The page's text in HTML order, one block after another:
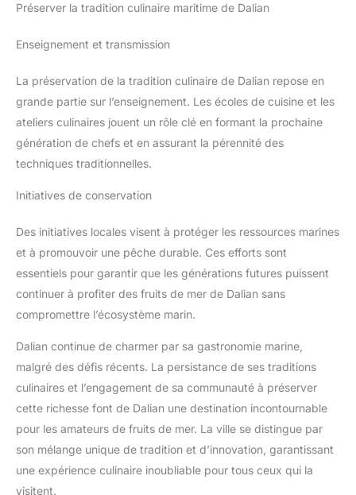
Préserver la tradition culinaire maritime de Dalian
Enseignement et transmission
La préservation de la tradition culinaire de Dalian repose en
grande partie sur l’enseignement. Les écoles de cuisine et les
ateliers culinaires jouent un rôle clé en formant la prochaine
génération de chefs et en assurant la pérennité des
techniques traditionnelles.
Initiatives de conservation
Des initiatives locales visent à protéger les ressources marines
et à promouvoir une pêche durable. Ces efforts sont
essentiels pour garantir que les générations futures puissent
continuer à profiter des fruits de mer de Dalian sans
compromettre l’écosystème marin.
Dalian continue de charmer par sa gastronomie marine,
malgré des défis récents. La persistance de ses traditions
culinaires et l’engagement de sa communauté à préserver
cette richesse font de Dalian une destination incontournable
pour les amateurs de fruits de mer. La ville se distingue par
son mélange unique de tradition et d’innovation, garantissant
une expérience culinaire inoubliable pour tous ceux qui la
visitent.